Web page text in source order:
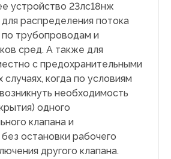
устройство 23лс18нж
распределения потока
трубопроводам и
сред. А также для
с предохранительными
случаях, когда по условиям
необходимость
одного
клапана и
остановки рабочего
другого клапана.